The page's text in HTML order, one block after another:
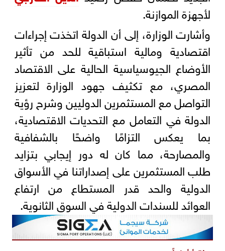
لأجهزة الموازنة.
وأشارت الوزارة، إلى أن الدولة اتخذت إجراءات
اقتصادية ومالية استباقية للحد من تأثير
الأوضاع الجيوسياسية الحالية على الاقتصاد
المصري، مع تكثيف جهود الوزارة لتعزيز
التواصل مع المستثمرين الدوليين وشرح رؤية
الدولة في التعامل مع التحديات الاقتصادية،
بما يعكس التزامًا واضحًا بالشفافية
والمصارحة، مما كان له دور إيجابي بتزايد
طلب المستثمرين على إصداراتنا في الأسواق
الدولية والحد قدر المستطاع من ارتفاع
العوائد للسندات الدولية في السوق الثانوية.